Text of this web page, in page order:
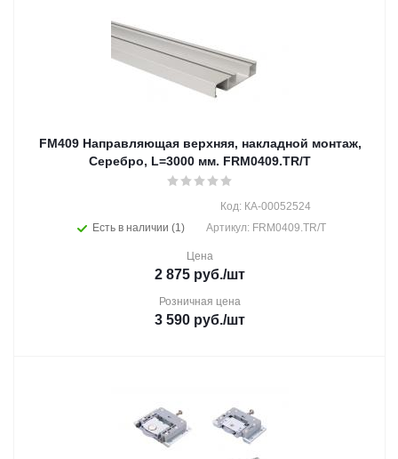
FM409 Направляющая верхняя, накладной монтаж,
Серебро, L=3000 мм. FRM0409.TR/T
Есть в наличии (1)
Код: КА-00052524
Артикул: FRM0409.TR/T
Цена
2 875 руб./шт
Розничная цена
3 590 руб./шт